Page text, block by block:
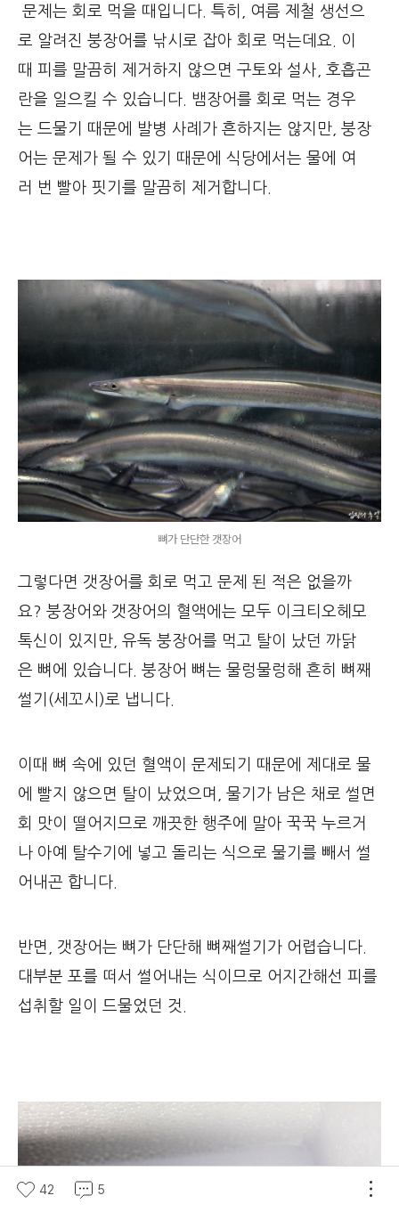
문제는 회로 먹을 때입니다. 특히, 여름 제철 생선으
로 알려진 붕장어를 낚시로 잡아 회로 먹는데요. 이
때 피를 말끔히 제거하지 않으면 구토와 설사, 호흡곤
란을 일으킬 수 있습니다. 뱀장어를 회로 먹는 경우
는 드물기 때문에 발병 사례가 흔하지는 않지만, 붕장
어는 문제가 될 수 있기 때문에 식당에서는 물에 여
러 번 빨아 핏기를 말끔히 제거합니다.
뼈가 단단한 갯장어
그렇다면 갯장어를 회로 먹고 문제 된 적은 없을까
요? 붕장어와 갯장어의 혈액에는 모두 이크티오헤모
톡신이 있지만, 유독 붕장어를 먹고 탈이 났던 까닭
은 뼈에 있습니다. 붕장어 뼈는 물렁물렁해 흔히 뼈째
썰기(세꼬시)로 냅니다.
이때 뼈 속에 있던 혈액이 문제되기 때문에 제대로 물
에 빨지 않으면 탈이 났었으며, 물기가 남은 채로 썰면
회 맛이 떨어지므로 깨끗한 행주에 말아 꾹꾹 누르거
나 아예 탈수기에 넣고 돌리는 식으로 물기를 빼서 썰
어내곤 합니다.
반면, 갯장어는 뼈가 단단해 뼈째썰기가 어렵습니다.
대부분 포를 떠서 썰어내는 식이므로 어지간해선 피를
섭취할 일이 드물었던 것.
42 5